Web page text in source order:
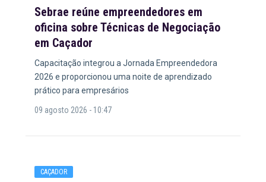
Sebrae reúne empreendedores em
oficina sobre Técnicas de Negociação
em Caçador
Capacitação integrou a Jornada Empreendedora
2026 e proporcionou uma noite de aprendizado
prático para empresários
09 agosto 2026 - 10:47
CAÇADOR